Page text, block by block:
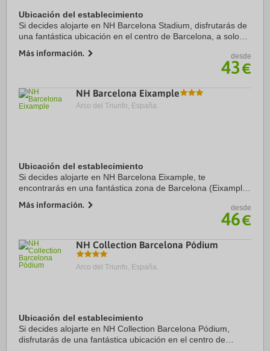
Ubicación del establecimiento
Si decides alojarte en NH Barcelona Stadium, disfrutarás de
una fantástica ubicación en el centro de Barcelona, a solo
Además, este hotel sostenible ...
Más información. desde
43€
NH Barcelona Eixample
Arco del Triunfo, España.
Ubicación del establecimiento
Si decides alojarte en NH Barcelona Eixample, te
encontrarás en una fantástica zona de Barcelona (Eixample)
y Plaza de Catalunya. Además, este hotel ...
Más información. desde
46€
NH Collection Barcelona Pódium
Arco del Triunfo, España.
Ubicación del establecimiento
Si decides alojarte en NH Collection Barcelona Pódium,
disfrutarás de una fantástica ubicación en el centro de